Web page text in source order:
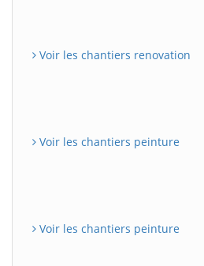
Voir les chantiers renovation
Voir les chantiers peinture
Voir les chantiers peinture